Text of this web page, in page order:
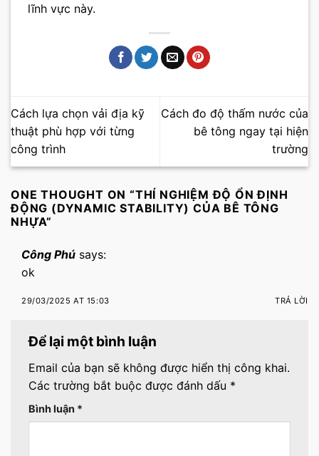
lĩnh vực này.
Cách lựa chọn vải địa kỹ
thuật phù hợp với từng
công trình
Cách đo độ thấm nước của
bê tông ngay tại hiện
trường
ONE THOUGHT ON “THÍ NGHIỆM ĐỘ ỔN ĐỊNH
ĐỘNG (DYNAMIC STABILITY) CỦA BÊ TÔNG
NHỰA”
Công Phú says:
ok
29/03/2025 AT 15:03 TRẢ LỜI
Để lại một bình luận
Email của bạn sẽ không được hiển thị công khai.
Các trường bắt buộc được đánh dấu *
Bình luận *